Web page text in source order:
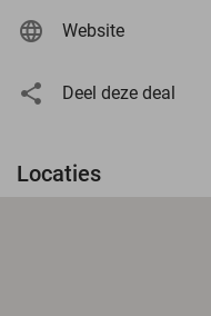
Website
Deel deze deal
Locaties